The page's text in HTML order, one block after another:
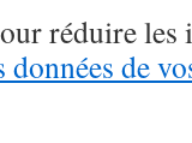
réduire les
de